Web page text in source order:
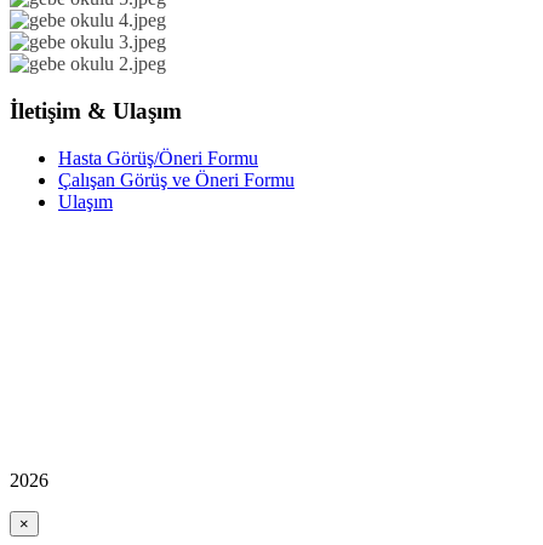
İletişim & Ulaşım
Hasta Görüş/Öneri Formu
Çalışan Görüş ve Öneri Formu
Ulaşım
2026
×